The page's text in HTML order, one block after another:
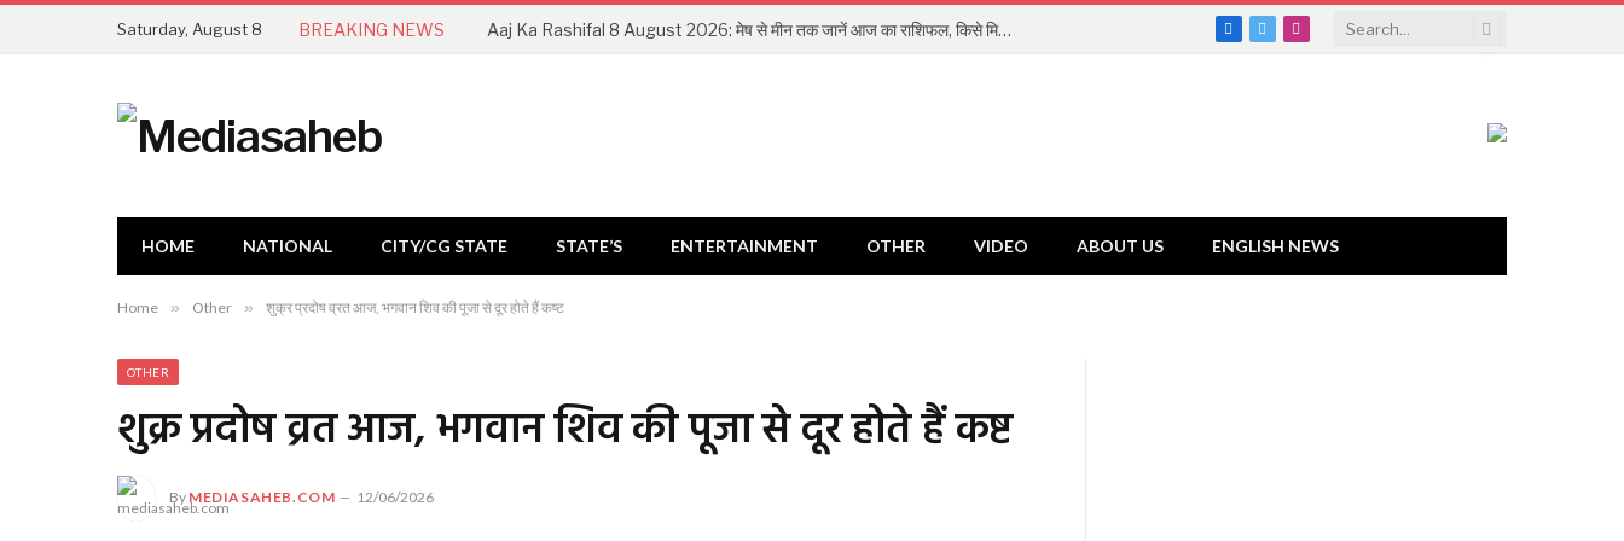
Saturday, August 8 BREAKING NEWS Aaj Ka Rashifal 8 August 2026: मेष से मीन तक जानें आज का राशिफल, किसे मिलेगा धन लाभ और किसे रहना होगा सतर्क
Facebook
TwitterInstagram
HOME NATIONAL CITY/CG STATE STATE’S ENTERTAINMENT OTHER VIDEO ABOUT US ENGLISH NEWS
Home » Other » शुक्र प्रदोष व्रत आज, भगवान शिव की पूजा से दूर होते हैं कष्ट
OTHER
शुक्र प्रदोष व्रत आज, भगवान शिव की पूजा से दूर होते हैं कष्ट
By MEDIASAHEB.COM 12/06/2026